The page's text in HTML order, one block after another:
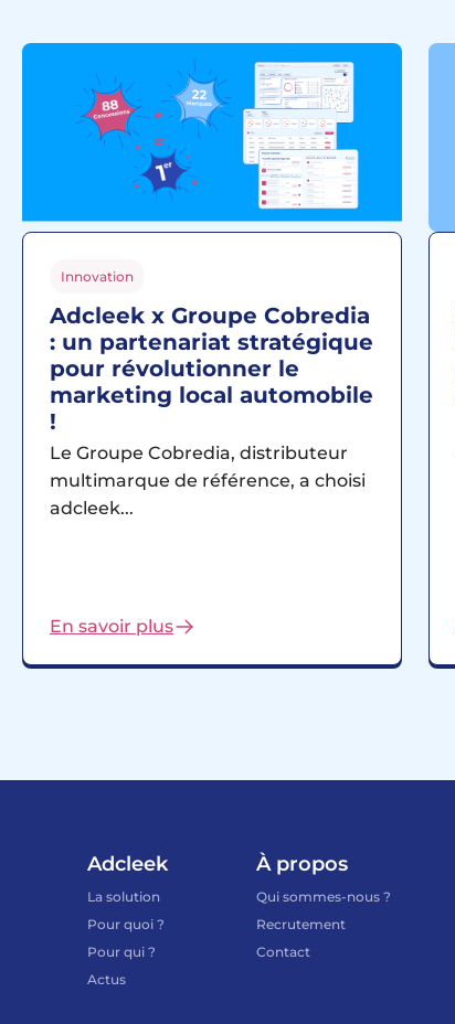
Innovation
Adcleek x Groupe Cobredia
: un partenariat stratégique
pour révolutionner le
marketing local automobile
!
Le Groupe Cobredia, distributeur
multimarque de référence, a choisi
adcleek...
En savoir plus
Adcleek
La solution
Pour quoi ?
Pour qui ?
Actus
À propos
Qui sommes-nous ?
Recrutement
Contact